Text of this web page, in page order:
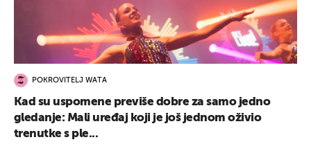
POKROVITELJ WATA
Kad su uspomene previše dobre za samo jedno
gledanje: Mali uređaj koji je još jednom oživio
trenutke s ple...